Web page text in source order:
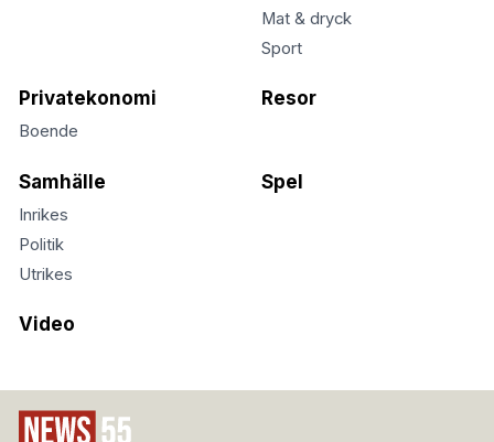
Mat & dryck
Sport
Privatekonomi
Boende
Resor
Samhälle
Inrikes
Politik
Utrikes
Spel
Video